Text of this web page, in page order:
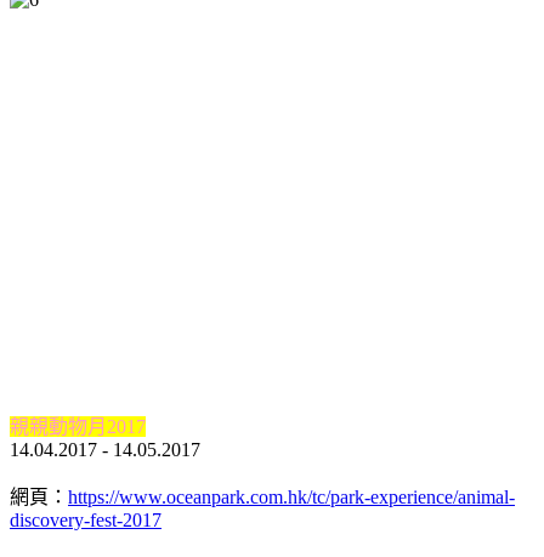
親親動物月2017
14.04.2017 - 14.05.2017
網頁： https://www.oceanpark.com.hk/tc/park-experience/animal-
discovery-fest-2017